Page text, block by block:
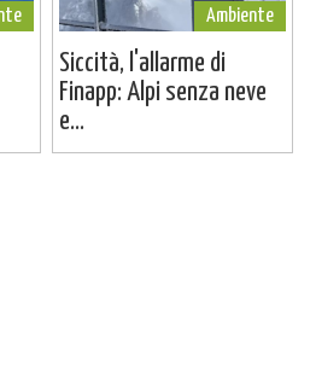
Ambiente
Siccità, l'allarme di
Finapp: Alpi senza neve
e...